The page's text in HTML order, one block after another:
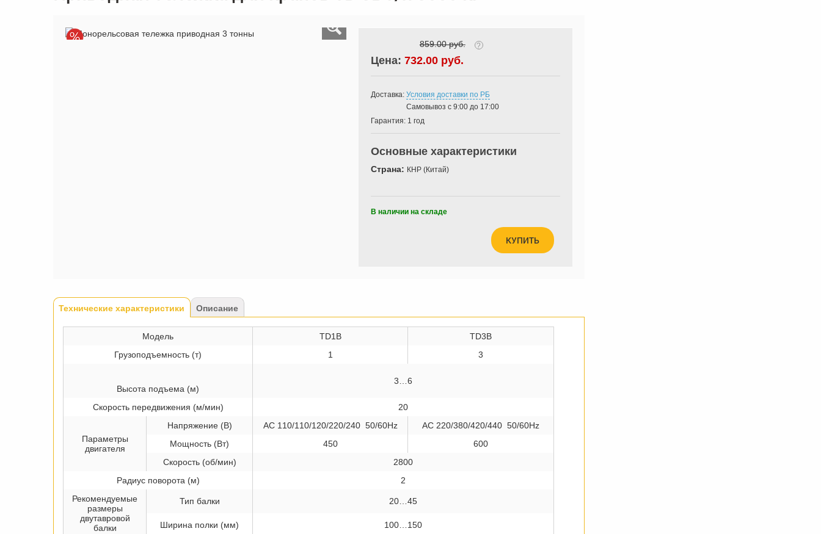
859.00 руб. ?
Цена: 732.00 руб.
Доставка: Условия доставки по РБ
Самовывоз с 9:00 до 17:00
Гарантия: 1 год
Основные характеристики
Страна: КНР (Китай)
КУПИТЬ
В наличии на складе
Tabs
Технические характеристики (активная
вкладка)
Описание
Модель TD1B
TD3B
Грузоподъемность (т)
1 3
Высота подъема (м)
3…6
Скорость передвижения (м/мин) 20
Параметры
двигателя
Напряжение (В) AC 110/110/120/220/240 50/60Hz
AC 220/380/420/440 50/60Hz
Мощность (Вт)
450
600
Скорость (об/мин)
2800
Радиус поворота (м)
2
Рекомендуемые
размеры
двутавровой
балки
Тип балки 20…45
Ширина полки (мм) 100…150